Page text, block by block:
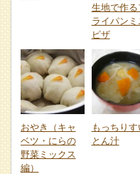
生地で作る
ライパンミ
ピザ
おやき（キャ
ベツ・にらの
野菜ミックス
編）
もっちりす
とん汁